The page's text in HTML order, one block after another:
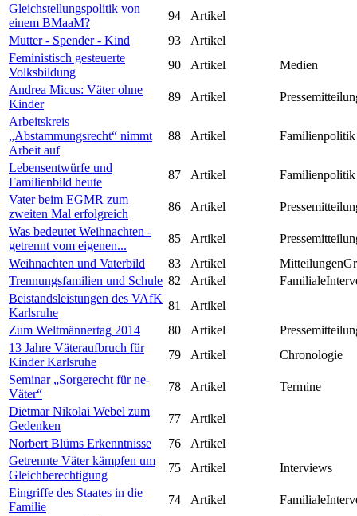
Gleichstellungspolitik von
einem BMaaM?
94
Artikel
Mutter - Spender - Kind
93
Artikel
Feministisch gesteuerte
Volksbildung
90 Artikel
Medien
Andrea Micus: Väter ohne
Kinder
89 Artikel
Arbeitskreis
„Abstammungsrecht“ nimmt
Arbeit auf
88 Artikel Familienpolitik
Lebensentwürfe und
Familienbild heute
87 Artikel
Familienpolitik
Vater beim EGMR zum
zweiten Mal erfolgreich
86 Artikel
Was bedeutet Weihnachten -
getrennt vom eigenen...
85 Artikel
Weihnachten und Vaterbild
83 Artikel
Trennungsfamilien und Schule 82 Artikel
Beistandsleistungen des VAfK
Karlsruhe
81
Artikel
Zum Weltmännertag 2014
80 Artikel
13 Jahre Väteraufbruch für
Kinder Karlsruhe
79 Artikel
Chronologie
Seminar „Sorgerecht für ne-
Väter“
78 Artikel
Termine
Dietmar Nikolai Webel zum
Gedenken
77
Artikel
Norbert Blüms Erkenntnisse
76
Artikel
Getrennte Väter kämpfen um
Gleichberechtigung
75 Artikel
Interviews
Eingriffe des Staates in die
Familie
74 Artikel